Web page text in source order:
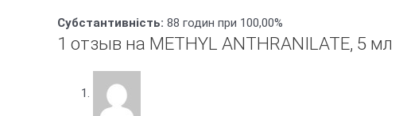
Субстантивність: 88 годин при 100,00%
1 отзыв на METHYL ANTHRANILATE, 5 мл